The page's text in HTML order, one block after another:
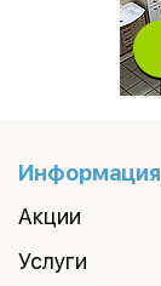
Информация
Акции
Услуги